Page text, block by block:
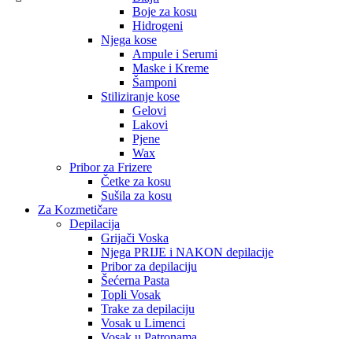
Boje za kosu
Hidrogeni
Njega kose
Ampule i Serumi
Maske i Kreme
Šamponi
Stiliziranje kose
Gelovi
Lakovi
Pjene
Wax
Pribor za Frizere
Četke za kosu
Sušila za kosu
Za Kozmetičare
Depilacija
Grijači Voska
Njega PRIJE i NAKON depilacije
Pribor za depilaciju
Šećerna Pasta
Topli Vosak
Trake za depilaciju
Vosak u Limenci